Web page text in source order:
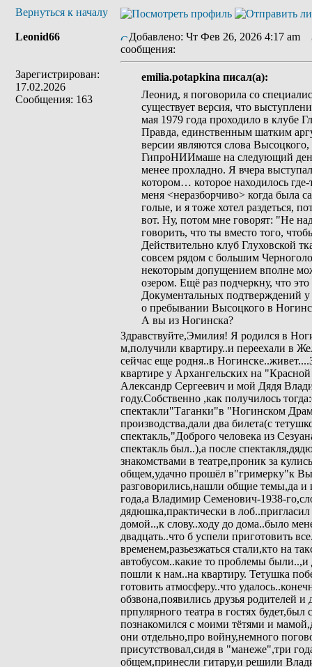
Вернуться к началу
Leonid66
Зарегистрирован:
17.02.2026
Сообщения: 163
Добавлено: Чт Фев 26, 2026 4:17 am
сообщения:
emilia.potapkina писал(а):
Леонид, я поговорила со
существует версия, что
мая 1979 года проходило в клубе
Правда, единственным шатким
версии являются слова
ГипроНИИмаше на следующий
менее прохладно. Я вчера
котором… которое находилось
меня <неразборчиво> когда была
голые, и я тоже хотел раздеться,
вот. Ну, потом мне говорят: "Не
говорить, что ты вместо того,
Действительно клуб Глуховской
совсем рядом с большим
некоторым допущением вполне
озером. Ещё раз подчеркну, что
Документальных подтверждений
о пребывании Высоцкого в
А вы из Ногинска?
Здравствуйте,Эмилия! Я родился в
м,получили квартиру..и переехали в
сейчас еще родня..в
квартире у Архангельских на
Александр Сергеевич и мой Дядя
году.Собственно ,как получилось
спектакли"Таганки"в "Ногинском
производства,дали два билета(с
спектакль,"Доброго человека из
спектакль был..),а после
знакомствами в театре,проник за
общем,удачно прошёл в"гримерку"к
разговорились,нашли общие темы,да и
года,а Владимир Семенович-1938-
дядюшка,практически в
домой..,к слову..ходу до дома..было
двадцать..что б успели приготовить
временем,разьезжаться стали,кто на
автобусом..какие то проблемы
пошли к нам..на квартиру. Тетушка
готовить атмосферу..что
обзвона,появились друзья родителей
прпулярного театра в гостях
познакомился с моими тётями и
они отдельно,про войну,немного
присутствовал,сидя в "манеже",три
общем,принесли гитару,и решили